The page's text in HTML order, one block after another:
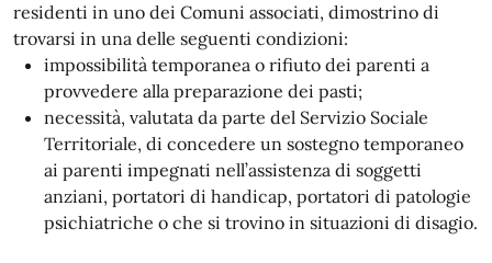
residenti in uno dei Comuni associati, dimostrino di
trovarsi in una delle seguenti condizioni:
impossibilità temporanea o rifiuto dei parenti a
provvedere alla preparazione dei pasti;
necessità, valutata da parte del Servizio Sociale
Territoriale, di concedere un sostegno temporaneo
ai parenti impegnati nell’assistenza di soggetti
anziani, portatori di handicap, portatori di patologie
psichiatriche o che si trovino in situazioni di disagio.